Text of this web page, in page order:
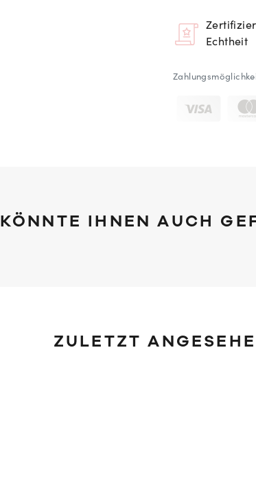
Echtheit
KÖNNTE IHNEN AUCH
ZULETZT